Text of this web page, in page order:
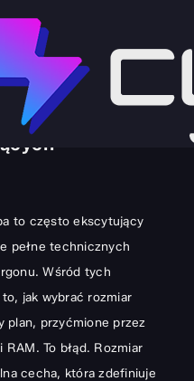
laptopa?
to często ekscytujący
pełne technicznych
Wśród tych
jak wybrać rozmiar
plan, przyćmione przez
To błąd. Rozmiar
cecha, która zdefiniuje